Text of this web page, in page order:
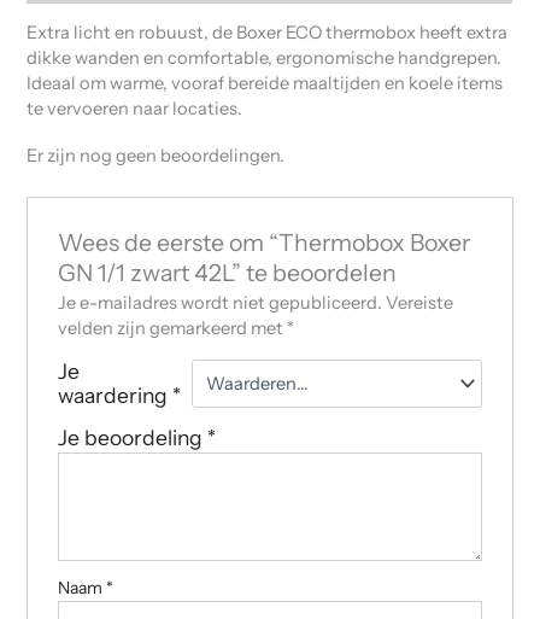
Extra licht en robuust, de Boxer ECO thermobox heeft extra
dikke wanden en comfortable, ergonomische handgrepen.
Ideaal om warme, vooraf bereide maaltijden en koele items
te vervoeren naar locaties.
Er zijn nog geen beoordelingen.
Wees de eerste om “Thermobox Boxer
GN 1/1 zwart 42L” te beoordelen
Je e-mailadres wordt niet gepubliceerd. Vereiste
velden zijn gemarkeerd met *
Je
waardering *
Je beoordeling *
Naam *